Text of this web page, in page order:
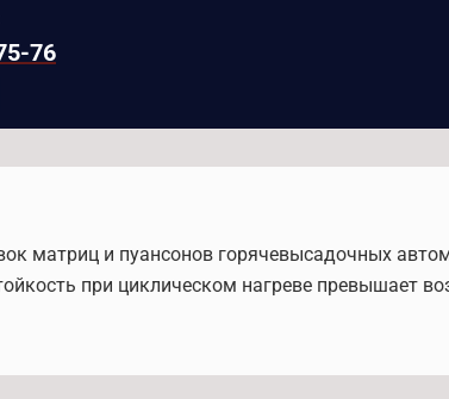
76
матриц и пуансонов горячевысадочных
при циклическом нагреве превышает